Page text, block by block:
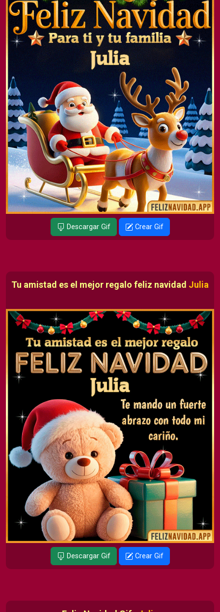
Descargar Gif Crear Gif
Tu amistad es el mejor regalo feliz navidad Julia
Descargar Gif Crear Gif